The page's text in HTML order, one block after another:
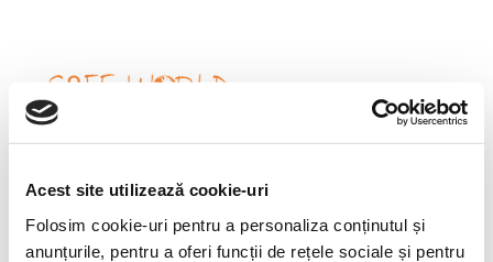
Acest site utilizează cookie-uri
Folosim cookie-uri pentru a personaliza conținutul și
anunțurile, pentru a oferi funcții de rețele sociale și pentru